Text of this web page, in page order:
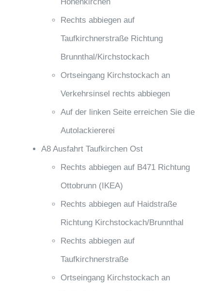
Rechts abbiegen auf
Taufkirchnerstraße Richtung
Brunnthal/Kirchstockach
Ortseingang Kirchstockach an
Verkehrsinsel rechts abbiegen
Auf der linken Seite erreichen Sie die
Autolackiererei
A8 Ausfahrt Taufkirchen Ost
Rechts abbiegen auf B471 Richtung
Ottobrunn (IKEA)
Rechts abbiegen auf Haidstraße
Richtung Kirchstockach/Brunnthal
Rechts abbiegen auf
Taufkirchnerstraße
Ortseingang Kirchstockach an